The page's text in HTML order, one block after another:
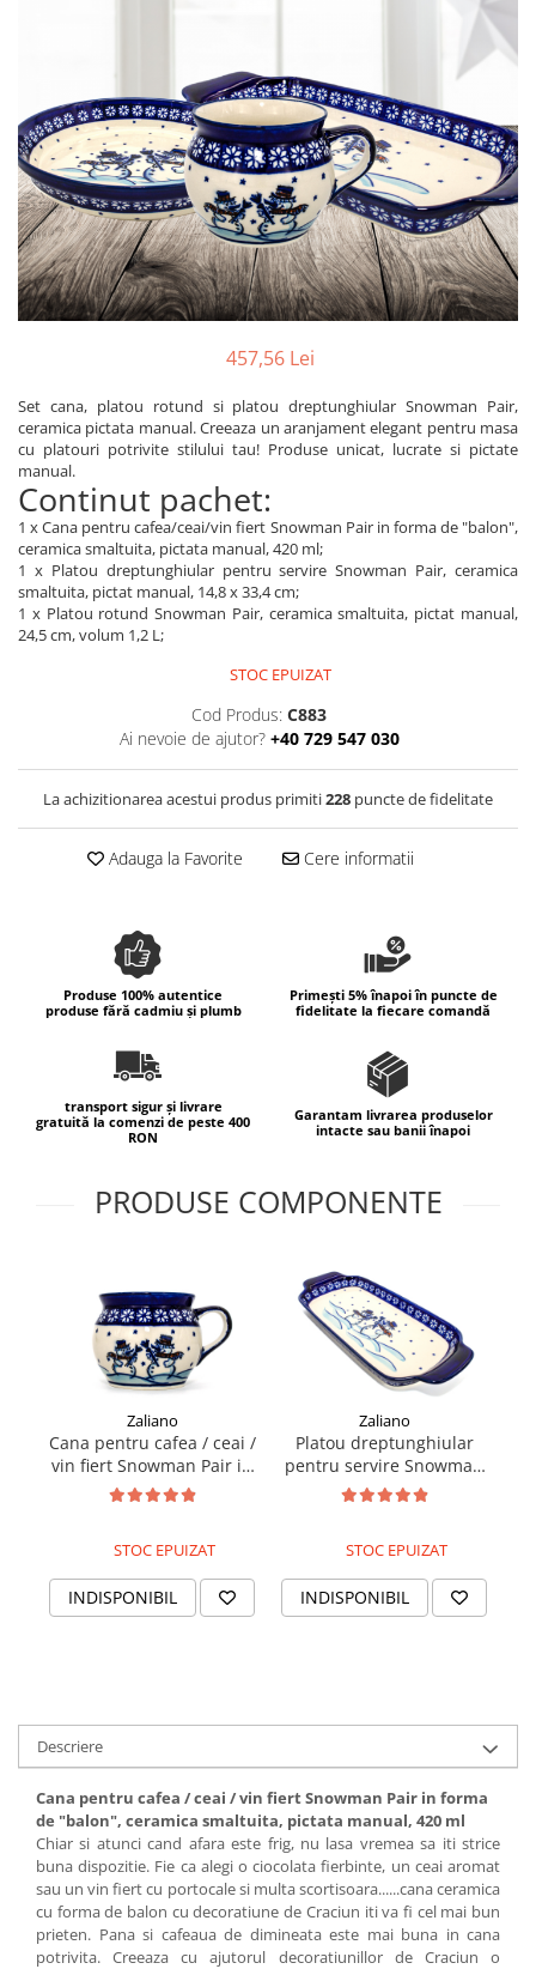
Recipiente depozitare
Vaze
Accesorii decorative
Accesorii masa
Baie
Colectia Basket of Blue
Colectii Artistice
Colectiile Country
Colectia Sweet Dreams
Colectia Leaf Bed
Colectia Autumn Garden
Colectia Little Flowers
Colectia Berries
Colectia Morning Sunrise
Colectia Infinity
Colectia Morning Glory
Colectia Blue Sea
Colectia Wild Hearts
Colectia Blue Spring
457,56 Lei
Set cana, platou rotund si platou dreptunghiular Snowman Pair,
ceramica pictata manual. Creeaza un aranjament elegant pentru masa
cu platouri potrivite stilului tau! Produse unicat, lucrate si pictate
manual.
Continut pachet:
1 x Cana pentru cafea/ceai/vin fiert Snowman Pair in forma de "balon",
ceramica smaltuita, pictata manual, 420 ml;
1 x Platou dreptunghiular pentru servire Snowman Pair, ceramica
smaltuita, pictat manual, 14,8 x 33,4 cm;
1 x Platou rotund Snowman Pair, ceramica smaltuita, pictat manual,
24,5 cm, volum 1,2 L;
STOC EPUIZAT
Cod Produs: C883
Ai nevoie de ajutor? +40 729 547 030
La achizitionarea acestui produs primiti228 puncte de fidelitate
Adauga la Favorite Cere informatii
Produse 100% autentice
produse fără cadmiu și plumb
Primești 5% înapoi în puncte de
fidelitate la fiecare comandă
transport sigur și livrare
gratuită la comenzi de peste 400
RON
Garantam livrarea produselor
intacte sau banii înapoi
PRODUSE COMPONENTE
Zaliano
Cana pentru cafea / ceai /
vin fiert Snowman Pair in
forma de "balon",
STOC EPUIZAT
INDISPONIBIL
Zaliano
Platou dreptunghiular
pentru servire Snowman
Pair, ceramica smaltuita,
STOC EPUIZAT
INDISPONIBIL
Descriere
Cana pentru cafea / ceai / vin fiert Snowman Pair in forma
de "balon", ceramica smaltuita, pictata manual, 420 ml
Chiar si atunci cand afara este frig, nu lasa vremea sa iti strice
buna dispozitie. Fie ca alegi o ciocolata fierbinte, un ceai aromat
sau un vin fiert cu portocale si multa scortisoara......cana ceramica
cu forma de balon cu decoratiune de Craciun iti va fi cel mai bun
prieten. Pana si cafeaua de dimineata este mai buna in cana
potrivita. Creeaza cu ajutorul decoratiunillor de Craciun o